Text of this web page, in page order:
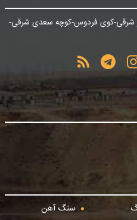
شرقی-کوی فردوس-کوچه سعدی شرقی-
سنگ آهن